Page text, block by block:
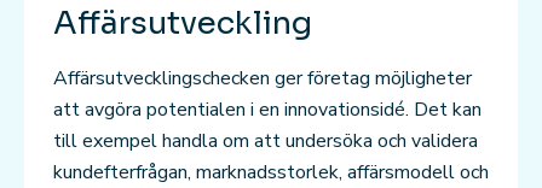
Affärsutveckling
Affärsutvecklingschecken ger företag möjligheter
att avgöra potentialen i en innovationsidé. Det kan
till exempel handla om att undersöka och validera
kundefterfrågan, marknadsstorlek, affärsmodell och